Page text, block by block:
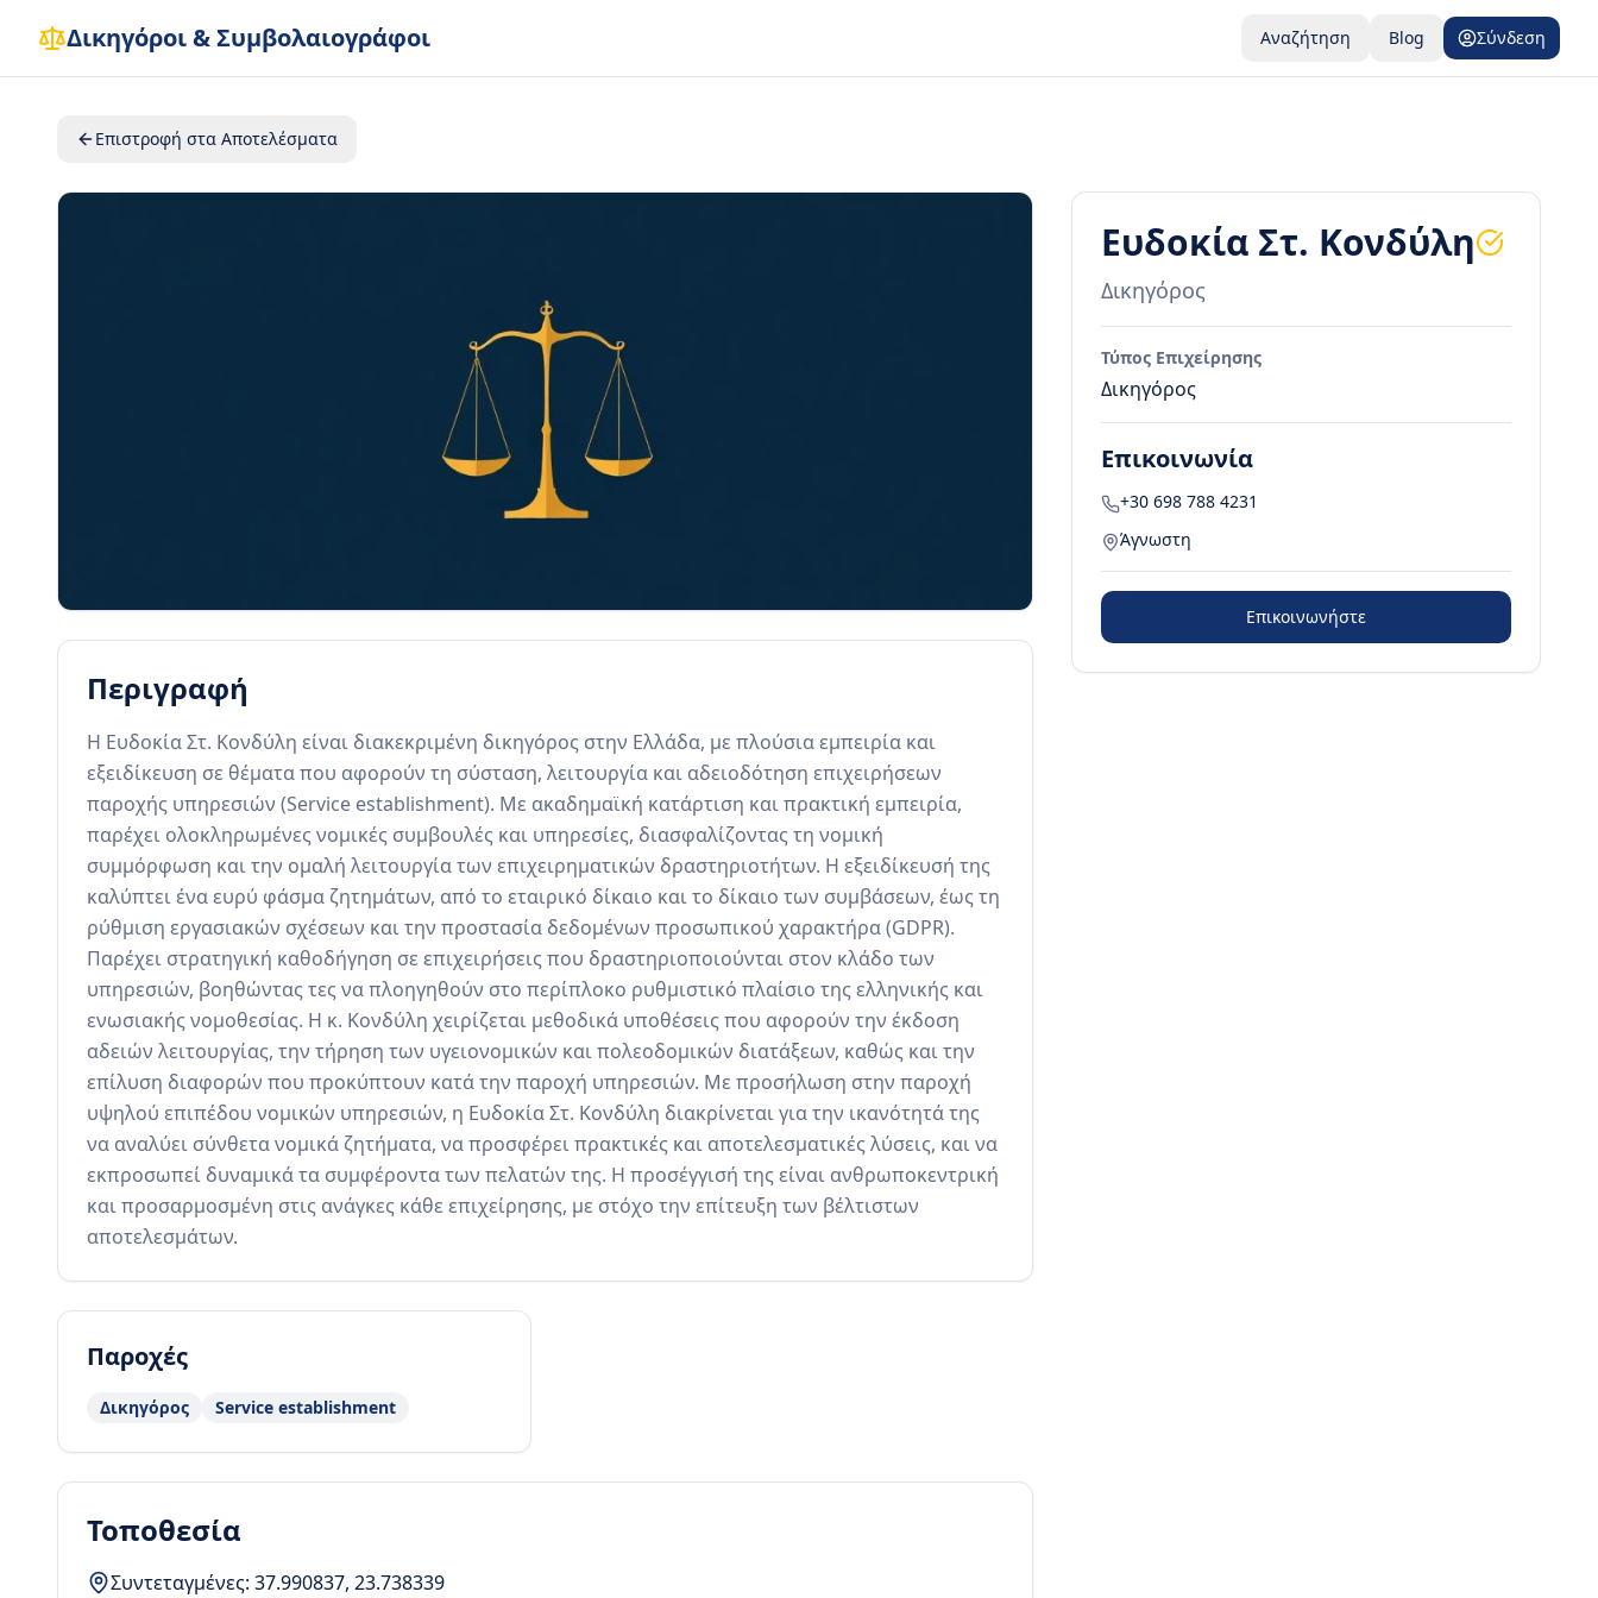
Δικηγόροι & Συμβολαιογράφοι Αναζήτηση Blog Σύνδεση
Επιστροφή στα Αποτελέσματα
Περιγραφή
Η Ευδοκία Στ. Κονδύλη είναι διακεκριμένη δικηγόρος στην Ελλάδα, με πλούσια εμπειρία και
εξειδίκευση σε θέματα που αφορούν τη σύσταση, λειτουργία και αδειοδότηση επιχειρήσεων
παροχής υπηρεσιών (Service establishment). Με ακαδημαϊκή κατάρτιση και πρακτική εμπειρία,
παρέχει ολοκληρωμένες νομικές συμβουλές και υπηρεσίες, διασφαλίζοντας τη νομική
συμμόρφωση και την ομαλή λειτουργία των επιχειρηματικών δραστηριοτήτων. Η εξειδίκευσή της
καλύπτει ένα ευρύ φάσμα ζητημάτων, από το εταιρικό δίκαιο και το δίκαιο των συμβάσεων, έως τη
ρύθμιση εργασιακών σχέσεων και την προστασία δεδομένων προσωπικού χαρακτήρα (GDPR).
Παρέχει στρατηγική καθοδήγηση σε επιχειρήσεις που δραστηριοποιούνται στον κλάδο των
υπηρεσιών, βοηθώντας τες να πλοηγηθούν στο περίπλοκο ρυθμιστικό πλαίσιο της ελληνικής και
ενωσιακής νομοθεσίας. Η κ. Κονδύλη χειρίζεται μεθοδικά υποθέσεις που αφορούν την έκδοση
αδειών λειτουργίας, την τήρηση των υγειονομικών και πολεοδομικών διατάξεων, καθώς και την
επίλυση διαφορών που προκύπτουν κατά την παροχή υπηρεσιών. Με προσήλωση στην παροχή
υψηλού επιπέδου νομικών υπηρεσιών, η Ευδοκία Στ. Κονδύλη διακρίνεται για την ικανότητά της
να αναλύει σύνθετα νομικά ζητήματα, να προσφέρει πρακτικές και αποτελεσματικές λύσεις, και να
εκπροσωπεί δυναμικά τα συμφέροντα των πελατών της. Η προσέγγισή της είναι ανθρωποκεντρική
και προσαρμοσμένη στις ανάγκες κάθε επιχείρησης, με στόχο την επίτευξη των βέλτιστων
αποτελεσμάτων.
Παροχές
Δικηγόρος Service establishment
Τοποθεσία
Συντεταγμένες: 37.990837, 23.738339
Ευδοκία Στ. Κονδύλη
Δικηγόρος
Τύπος Επιχείρησης
Δικηγόρος
Επικοινωνία
+30 698 788 4231
Άγνωστη
Επικοινωνήστε